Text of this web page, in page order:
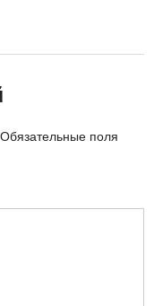
Обязательные поля